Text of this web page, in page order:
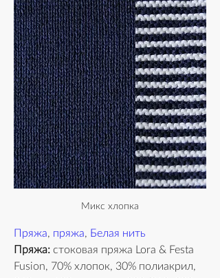
Микс хлопка
Пряжа, пряжа, Белая нить
Пряжа: стоковая пряжа Lora & Festa
Fusion, 70% хлопок, 30% полиакрил,